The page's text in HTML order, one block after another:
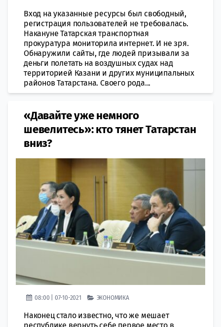
Вход на указанные ресурсы был свободный,
регистрация пользователей не требовалась.
Накануне Татарская транспортная
прокуратура мониторила интернет. И не зря.
Обнаружили сайты, где людей призывали за
деньги полетать на воздушных судах над
территорией Казани и других муниципальных
районов Татарстана. Своего рода...
«Давайте уже немного
шевелитесь»: кто тянет Татарстан
вниз?
08:00 | 07-10-2021 ЭКОНОМИКА
Наконец стало известно, что же мешает